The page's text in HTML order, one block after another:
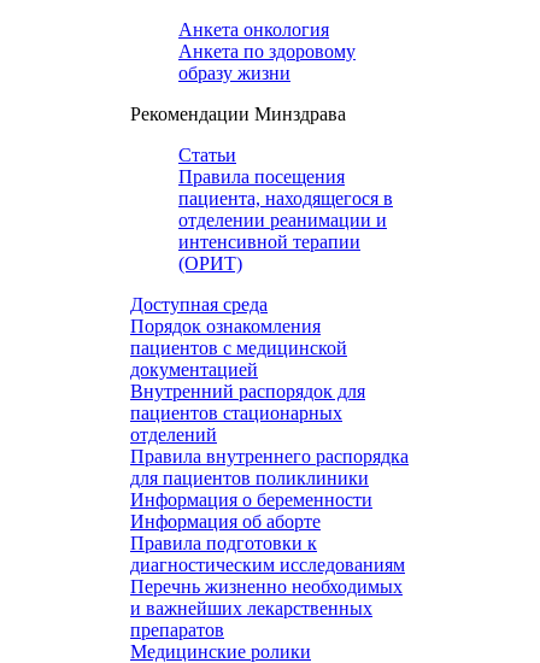
Анкета онкология
Анкета по здоровому
образу жизни
Рекомендации Минздрава
Статьи
Правила посещения
пациента, находящегося в
отделении реанимации и
интенсивной терапии
(ОРИТ)
Доступная среда
Порядок ознакомления
пациентов с медицинской
документацией
Внутренний распорядок для
пациентов стационарных
отделений
Правила внутреннего распорядка
для пациентов поликлиники
Информация о беременности
Информация об аборте
Правила подготовки к
диагностическим исследованиям
Перечнь жизненно необходимых
и важнейших лекарственных
препаратов
Медицинские ролики